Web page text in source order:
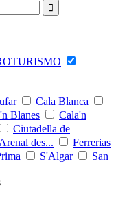
Cala Blanca
Blanes
Cala'n
Ciutadella de
des...
Ferrerias
S'Algar
San